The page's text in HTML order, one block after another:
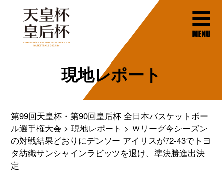
現地レポート
第99回天皇杯・第90回皇后杯 全日本バスケットボー
ル選手権大会
現地レポート
Ｗリーグ今シーズン
の対戦結果どおりにデンソー アイリスが72-43でトヨ
タ紡織サンシャインラビッツを退け、準決勝進出決
定